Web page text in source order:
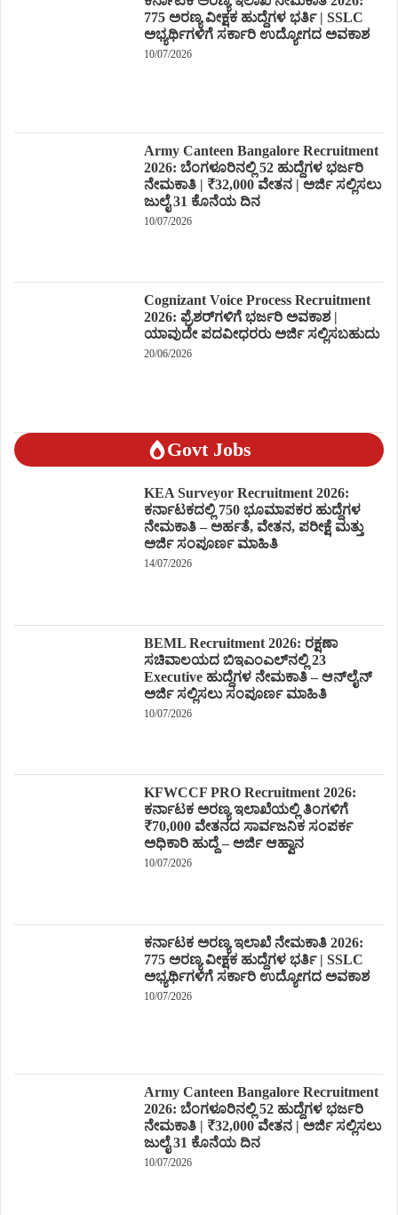
775 ಅರಣ್ಯ ವೀಕ್ಷಕ ಹುದ್ದೆಗಳ ಭರ್ತಿ | SSLC
ಅಭ್ಯರ್ಥಿಗಳಿಗೆ ಸರ್ಕಾರಿ ಉದ್ಯೋಗದ ಅವಕಾಶ
10/07/2026
Army Canteen Bangalore Recruitment
2026: ಬೆಂಗಳೂರಿನಲ್ಲಿ 52 ಹುದ್ದೆಗಳ ಭರ್ಜರಿ
ನೇಮಕಾತಿ | ₹32,000 ವೇತನ | ಅರ್ಜಿ ಸಲ್ಲಿಸಲು
ಜುಲೈ 31 ಕೊನೆಯ ದಿನ
10/07/2026
Cognizant Voice Process Recruitment
2026: ಫ್ರೆಶರ್‌ಗಳಿಗೆ ಭರ್ಜರಿ ಅವಕಾಶ |
ಯಾವುದೇ ಪದವೀಧರರು ಅರ್ಜಿ ಸಲ್ಲಿಸಬಹುದು
20/06/2026
Govt Jobs
KEA Surveyor Recruitment 2026:
ಕರ್ನಾಟಕದಲ್ಲಿ 750 ಭೂಮಾಪಕರ ಹುದ್ದೆಗಳ
ನೇಮಕಾತಿ – ಅರ್ಹತೆ, ವೇತನ, ಪರೀಕ್ಷೆ ಮತ್ತು
ಅರ್ಜಿ ಸಂಪೂರ್ಣ ಮಾಹಿತಿ
14/07/2026
BEML Recruitment 2026: ರಕ್ಷಣಾ
ಸಚಿವಾಲಯದ ಬಿಇಎಂಎಲ್‌ನಲ್ಲಿ 23
Executive ಹುದ್ದೆಗಳ ನೇಮಕಾತಿ – ಆನ್‌ಲೈನ್
ಅರ್ಜಿ ಸಲ್ಲಿಸಲು ಸಂಪೂರ್ಣ ಮಾಹಿತಿ
10/07/2026
KFWCCF PRO Recruitment 2026:
ಕರ್ನಾಟಕ ಅರಣ್ಯ ಇಲಾಖೆಯಲ್ಲಿ ತಿಂಗಳಿಗೆ
₹70,000 ವೇತನದ ಸಾರ್ವಜನಿಕ ಸಂಪರ್ಕ
ಅಧಿಕಾರಿ ಹುದ್ದೆ – ಅರ್ಜಿ ಆಹ್ವಾನ
10/07/2026
ಕರ್ನಾಟಕ ಅರಣ್ಯ ಇಲಾಖೆ ನೇಮಕಾತಿ 2026:
775 ಅರಣ್ಯ ವೀಕ್ಷಕ ಹುದ್ದೆಗಳ ಭರ್ತಿ | SSLC
ಅಭ್ಯರ್ಥಿಗಳಿಗೆ ಸರ್ಕಾರಿ ಉದ್ಯೋಗದ ಅವಕಾಶ
10/07/2026
Army Canteen Bangalore Recruitment
2026: ಬೆಂಗಳೂರಿನಲ್ಲಿ 52 ಹುದ್ದೆಗಳ ಭರ್ಜರಿ
ನೇಮಕಾತಿ | ₹32,000 ವೇತನ | ಅರ್ಜಿ ಸಲ್ಲಿಸಲು
ಜುಲೈ 31 ಕೊನೆಯ ದಿನ
10/07/2026